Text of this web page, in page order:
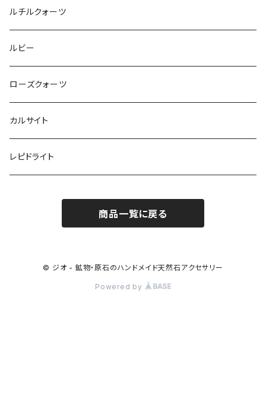
ルチルクォーツ
ルビー
ローズクォーツ
カルサイト
レピドライト
商品一覧に戻る
© ジオ - 鉱物・原石のハンドメイド天然石アクセサリー
Powered by